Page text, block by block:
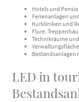
Hotels und
Ferienanlagen
Kurkliniken und
Flure,
Technikräume
Bestandsanlagen
LED in